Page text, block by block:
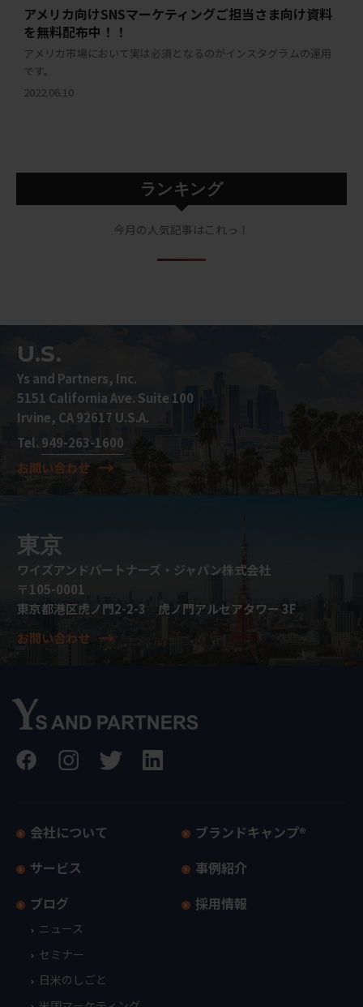
アメリカ向けSNSマーケティングご担当さま向け資料
を無料配布中！！
アメリカ市場において実は必須となるのがインスタグラムの運用
です。
2022.06.10
ランキング
今月の人気記事はこれっ！
U.S.
Ys and Partners, Inc.
5151 California Ave. Suite 100
Irvine, CA 92617 U.S.A.
Tel. 949-263-1600
お問い合わせ
東京
ワイズアンドパートナーズ・ジャパン株式会社
〒105-0001
東京都港区虎ノ門2-2-3 虎ノ門アルセアタワー 3F
お問い合わせ
会社について
サービス
ブログ
ニュース
セミナー
日米のしごと
ブランドキャンプ®
事例紹介
採用情報